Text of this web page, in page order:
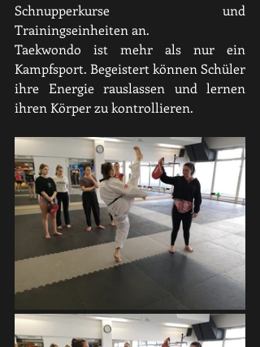
Schnupperkurse und
Trainingseinheiten an.
Taekwondo ist mehr als nur ein
Kampfsport. Begeistert können Schüler
ihre Energie rauslassen und lernen
ihren Körper zu kontrollieren.